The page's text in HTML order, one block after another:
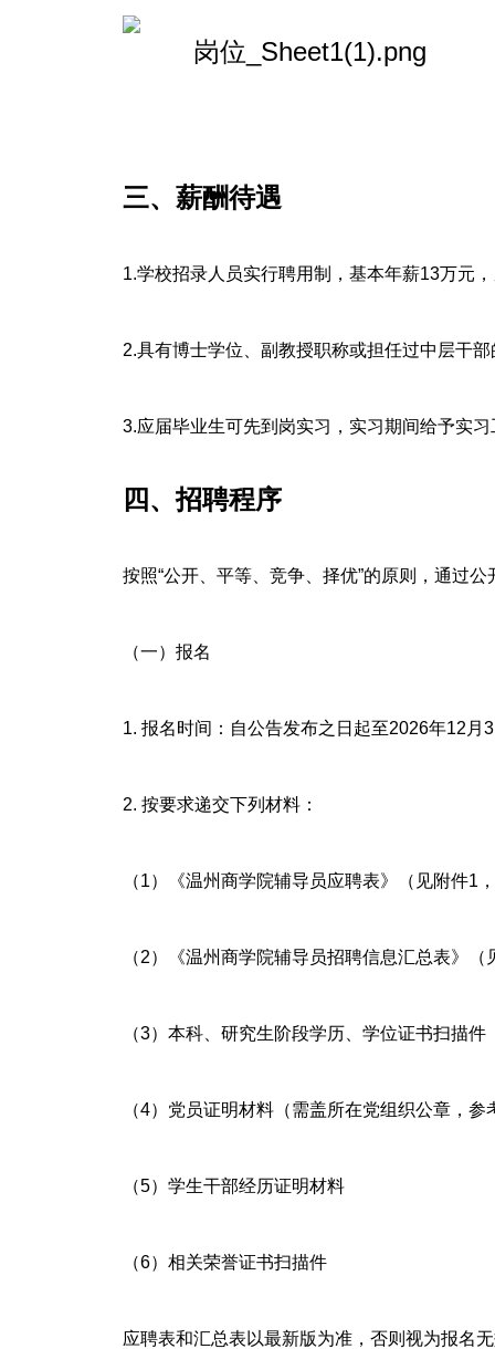
三、薪酬待遇
1.学校招录人员实行聘用制，基本年薪13万元
2.具有博士学位、副教授职称或担任过中层干
3.应届毕业生可先到岗实习，实习期间给予实习
四、招聘程序
按照“公开、平等、竞争、择优”的原则，通过
（一）报名
1. 报名时间：自公告发布之日起至2026年12月
2. 按要求递交下列材料：
（1）《温州商学院辅导员应聘表》（见附件1
（2）《温州商学院辅导员招聘信息汇总表》（
（3）本科、研究生阶段学历、学位证书扫描
（4）党员证明材料（需盖所在党组织公章，
（5）学生干部经历证明材料
（6）相关荣誉证书扫描件
应聘表和汇总表以最新版为准，否则视为报名